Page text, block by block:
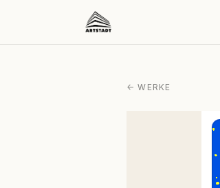
← WERKE